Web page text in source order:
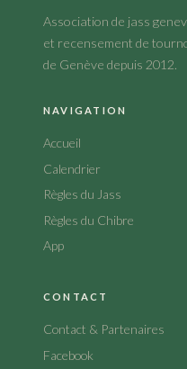
Association de jass
et recensement de
de Genève depuis 2012.
NAVIGATION
Accueil
Calendrier
Règles du Jass
Règles du Chibre
App
CONTACT
Contact & Partenaires
Facebook